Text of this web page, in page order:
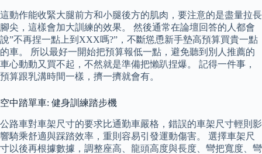
這動作能收緊大腿前方和小腿後方的肌肉，要注意的是盡量拉長
腳尖，這樣會加大訓練的效果。 然後通常在論壇回答的人都會
說”不再捏一點上到XXX嗎?”，不斷慫恿新手墊高預算買貴一點
的車。 所以最好一開始把預算報低一點，避免聽到別人推薦的
車心動動又買不起，不然就是準備把懶趴捏爆。 記得一件事，
預算跟乳溝時間一樣，擠一擠就會有。
空中踏單車: 健身訓練踏步機
公路車對車架尺寸的要求比通勤車嚴格，錯誤的車架尺寸輕則影
響騎乘舒適與踩踏效率，重則容易引發運動傷害。 選擇車架尺
寸以後再根據數據，調整座高、龍頭高度與長度、彎把寬度、彎